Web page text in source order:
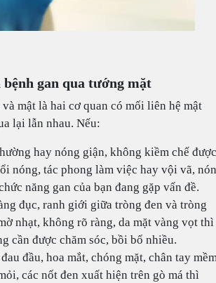
bệnh gan qua tướng mặt
mật là hai cơ quan có mối liên hệ mật
lại lẫn nhau. Nếu:
hay nóng giận, không kiềm chế được
nóng, tác phong làm việc hay vội vã,
năng gan của bạn đang gặp vấn đề.
đục, ranh giới giữa tròng đen và tròng
nhạt, không rõ ràng, da mặt vàng vọt thì
cần được chăm sóc, bồi bổ nhiều.
đầu, hoa mắt, chóng mặt, chân tay
các nốt đen xuất hiện trên gò má thì